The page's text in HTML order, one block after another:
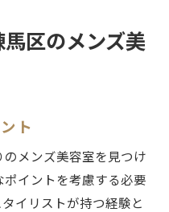
区のメンズ美
ト
メンズ美容室を見つけ
イントを考慮する必要
イリストが持つ経験と